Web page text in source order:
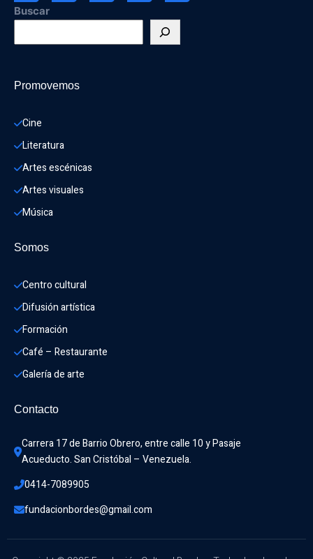
Buscar
Promovemos
Cine
Literatura
Artes escénicas
Artes visuales
Música
Somos
Centro cultural
Difusión artística
Formación
Café – Restaurante
Galería de arte
Contacto
Carrera 17 de Barrio Obrero, entre calle 10 y Pasaje
Acueducto. San Cristóbal – Venezuela.
0414-7089905
fundacionbordes@gmail.com